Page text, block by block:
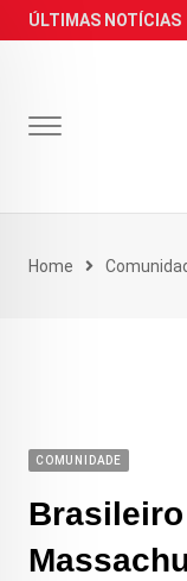
Skip
to
ÚLTIMAS NOTÍCIAS
Home
COMUNIDADE